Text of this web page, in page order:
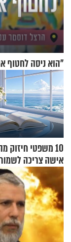
"הוא ניסה לחטוף
10 משפטי חיזוק
אישה צריכה